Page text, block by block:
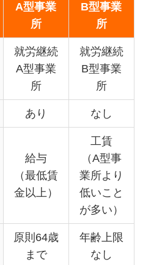
A型事業
所
B型事業
所
就労継続
A型事業
所
就労継続
B型事業
所
あり なし
給与
（最低賃
金以上）
工賃
（A型事
業所より
低いこと
が多い）
原則64歳
まで
年齢上限
なし